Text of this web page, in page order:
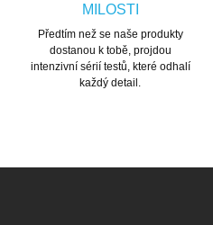
MILOSTI
Předtím než se naše produkty
dostanou k tobě, projdou
intenzivní sérií testů, které odhalí
každý detail.